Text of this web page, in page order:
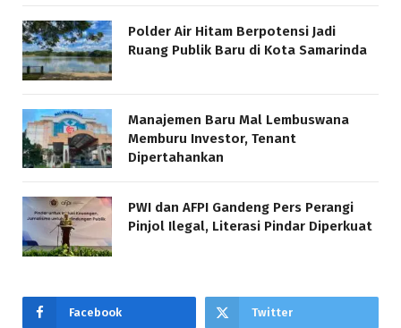
Polder Air Hitam Berpotensi Jadi
Ruang Publik Baru di Kota Samarinda
Manajemen Baru Mal Lembuswana
Memburu Investor, Tenant
Dipertahankan
PWI dan AFPI Gandeng Pers Perangi
Pinjol Ilegal, Literasi Pindar Diperkuat
Facebook Twitter